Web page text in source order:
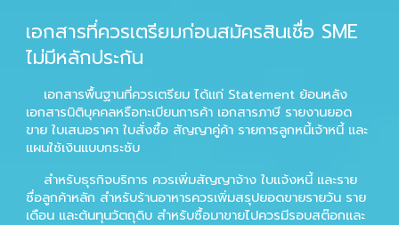
เอกสารที่ควรเตรียมก่อนสมัครสินเชื่อ SME
ไม่มีหลักประกัน
เอกสารพื้นฐานที่ควรเตรียม ได้แก่ Statement ย้อนหลัง
เอกสารนิติบุคคลหรือทะเบียนการค้า เอกสารภาษี รายงานยอด
ขาย ใบเสนอราคา ใบสั่งซื้อ สัญญาคู่ค้า รายการลูกหนี้เจ้าหนี้ และ
แผนใช้เงินแบบกระชับ
สำหรับธุรกิจบริการ ควรเพิ่มสัญญาจ้าง ใบแจ้งหนี้ และราย
ชื่อลูกค้าหลัก สำหรับร้านอาหารควรเพิ่มสรุปยอดขายรายวัน ราย
เดือน และต้นทุนวัตถุดิบ สำหรับซื้อมาขายไปควรมีรอบสต๊อกและ